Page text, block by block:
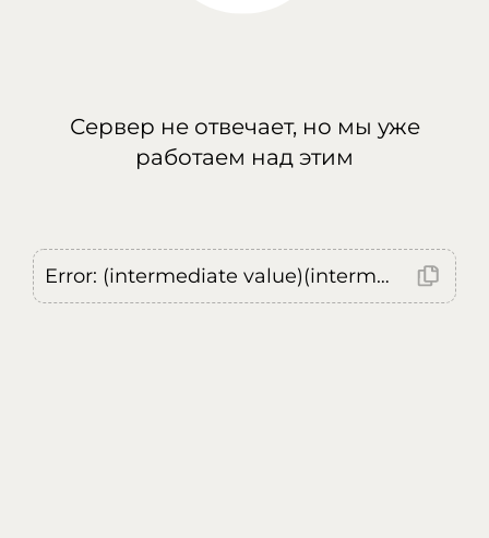
Сервер не отвечает, но мы уже
работаем над этим
Error: (intermediate value)(intermediate value)(intermediate value).replaceAll is not a function